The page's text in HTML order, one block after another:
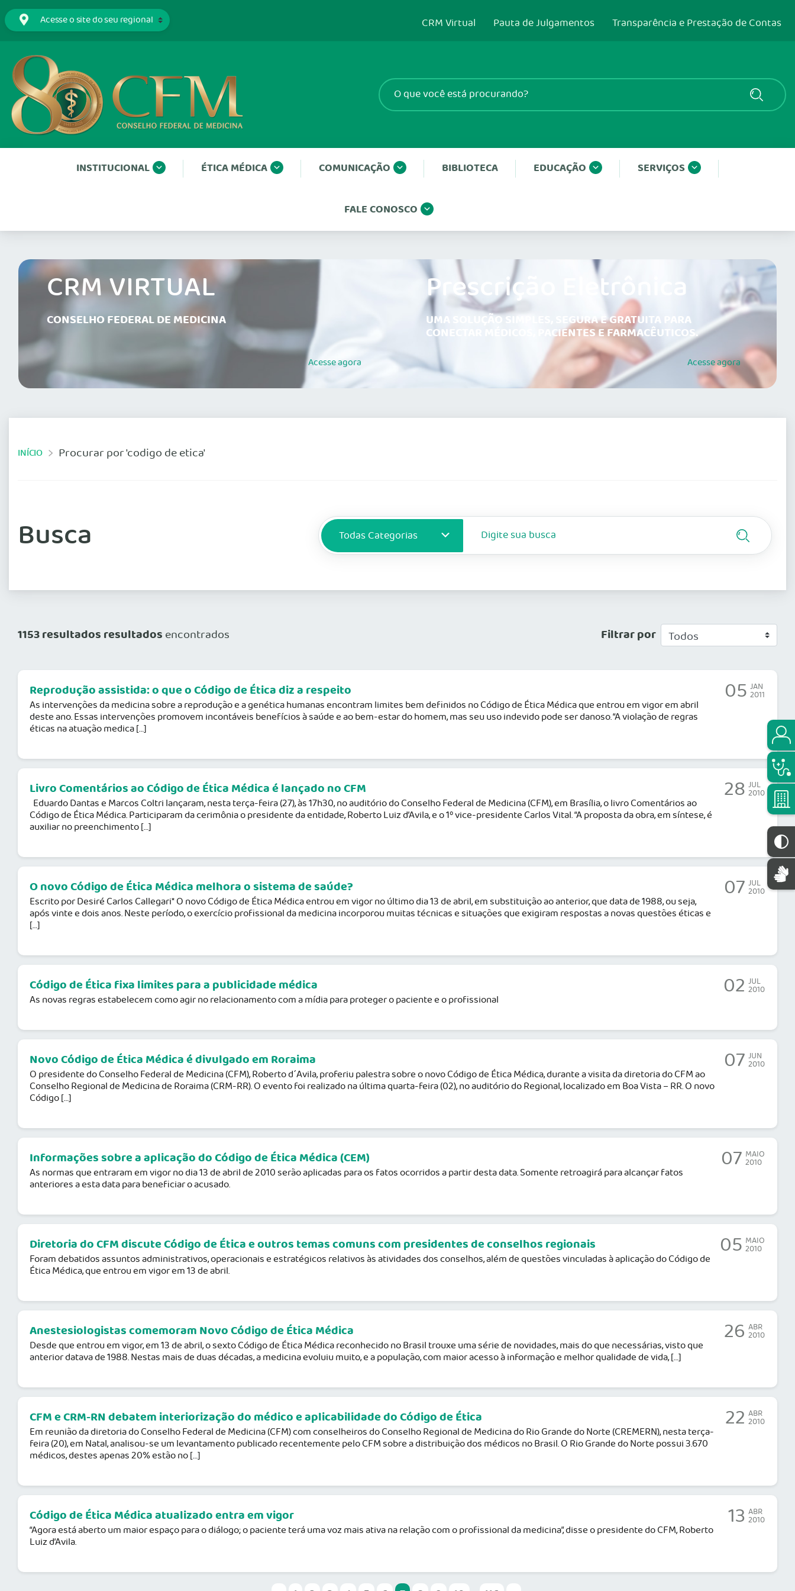
CRM Virtual Pauta de Julgamentos Transparência e Prestação de Contas
INSTITUCIONAL ÉTICA MÉDICA COMUNICAÇÃO BIBLIOTECA EDUCAÇÃO SERVIÇOS
FALE CONOSCO
CRM VIRTUAL
CONSELHO FEDERAL DE MEDICINA
Acesseagora
Prescrição Eletrônica
UMA SOLUÇÃO SIMPLES, SEGURA E GRATUITA PARA
CONECTAR MÉDICOS, PACIENTES E FARMACÊUTICOS.
Acesseagora
INÍCIO Procurar por 'codigo de etica'
Busca
1153 resultados resultados encontrados Filtrar por
Reprodução assistida: o que o Código de Ética diz a respeito
As intervenções da medicina sobre a reprodução e a genética humanas encontram limites bem definidos no Código de Ética Médica que entrou em vigor em abril
deste ano. Essas intervenções promovem incontáveis benefícios à saúde e ao bem-estar do homem, mas seu uso indevido pode ser danoso. “A violação de regras
éticas na atuação medica […]
05 JAN
2011
Livro Comentários ao Código de Ética Médica é lançado no CFM
Eduardo Dantas e Marcos Coltri lançaram, nesta terça-feira (27), às 17h30, no auditório do Conselho Federal de Medicina (CFM), em Brasília, o livro Comentários ao
Código de Ética Médica. Participaram da cerimônia o presidente da entidade, Roberto Luiz d’Avila, e o 1º vice-presidente Carlos Vital. “A proposta da obra, em síntese, é
auxiliar no preenchimento […]
28 JUL
2010
O novo Código de Ética Médica melhora o sistema de saúde?
Escrito por Desiré Carlos Callegari* O novo Código de Ética Médica entrou em vigor no último dia 13 de abril, em substituição ao anterior, que data de 1988, ou seja,
após vinte e dois anos. Neste período, o exercício profissional da medicina incorporou muitas técnicas e situações que exigiram respostas a novas questões éticas e
[…]
07 JUL
2010
Código de Ética fixa limites para a publicidade médica
As novas regras estabelecem como agir no relacionamento com a mídia para proteger o paciente e o profissional 02 JUL
2010
Novo Código de Ética Médica é divulgado em Roraima
O presidente do Conselho Federal de Medicina (CFM), Roberto d´Avila, proferiu palestra sobre o novo Código de Ética Médica, durante a visita da diretoria do CFM ao
Conselho Regional de Medicina de Roraima (CRM-RR). O evento foi realizado na última quarta-feira (02), no auditório do Regional, localizado em Boa Vista – RR. O novo
Código […]
07 JUN
2010
Informações sobre a aplicação do Código de Ética Médica (CEM)
As normas que entraram em vigor no dia 13 de abril de 2010 serão aplicadas para os fatos ocorridos a partir desta data. Somente retroagirá para alcançar fatos
anteriores a esta data para beneficiar o acusado.
07 MAIO
2010
Diretoria do CFM discute Código de Ética e outros temas comuns com presidentes de conselhos regionais
Foram debatidos assuntos administrativos, operacionais e estratégicos relativos às atividades dos conselhos, além de questões vinculadas à aplicação do Código de
Ética Médica, que entrou em vigor em 13 de abril.
05 MAIO
2010
Anestesiologistas comemoram Novo Código de Ética Médica
Desde que entrou em vigor, em 13 de abril, o sexto Código de Ética Médica reconhecido no Brasil trouxe uma série de novidades, mais do que necessárias, visto que
anterior datava de 1988. Nestas mais de duas décadas, a medicina evoluiu muito, e a população, com maior acesso à informação e melhor qualidade de vida, […]
26 ABR
2010
CFM e CRM-RN debatem interiorização do médico e aplicabilidade do Código de Ética
Em reunião da diretoria do Conselho Federal de Medicina (CFM) com conselheiros do Conselho Regional de Medicina do Rio Grande do Norte (CREMERN), nesta terça-
feira (20), em Natal, analisou-se um levantamento publicado recentemente pelo CFM sobre a distribuição dos médicos no Brasil. O Rio Grande do Norte possui 3.670
médicos, destes apenas 20% estão no […]
22 ABR
2010
Código de Ética Médica atualizado entra em vigor
“Agora está aberto um maior espaço para o diálogo; o paciente terá uma voz mais ativa na relação com o profissional da medicina”, disse o presidente do CFM, Roberto
Luiz d’Avila.
13 ABR
2010